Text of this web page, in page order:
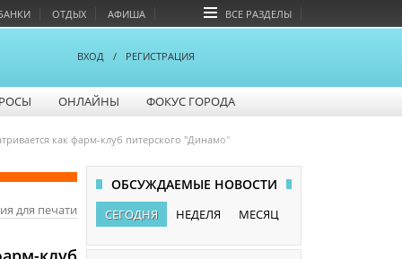
ОТДЫХ АФИША ВСЕ РАЗДЕЛЫ
ВХОД / РЕГИСТРАЦИЯ
ОНЛАЙНЫ ФОКУС ГОРОДА
как фарм-клуб питерского "Динамо"
для печати
ОБСУЖДАЕМЫЕ НОВОСТИ
СЕГОДНЯ НЕДЕЛЯ МЕСЯЦ